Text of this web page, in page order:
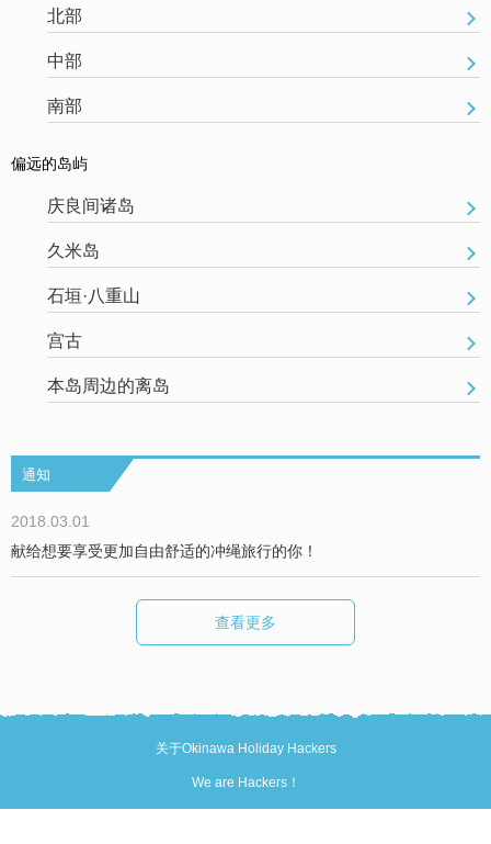
北部
中部
南部
偏远的岛屿
庆良间诸岛
久米岛
石垣·八重山
宫古
本岛周边的离岛
通知
2018.03.01
献给想要享受更加自由舒适的冲绳旅行的你！
查看更多
关于Okinawa Holiday Hackers
We are Hackers！